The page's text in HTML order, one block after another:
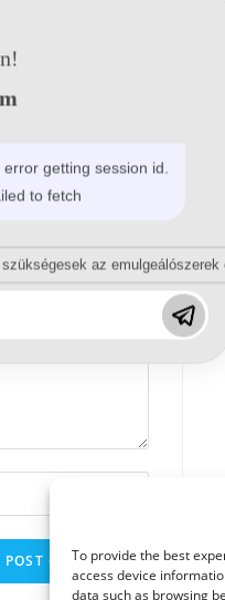
To provide the best
access device
data such as browsing
getting session id.
to fetch
az emulgeálószerek